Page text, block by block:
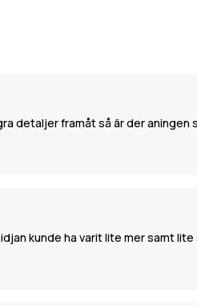
detaljer framåt så är der
kunde ha varit lite mer samt